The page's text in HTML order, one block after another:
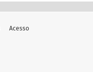
Acesso